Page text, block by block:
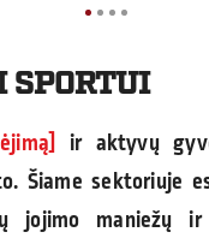
ir aktyvų
Šiame sektoriuje
jojimo maniežų